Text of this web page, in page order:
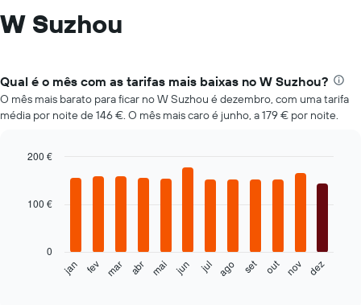
W Suzhou
Qual é o mês com as tarifas mais baixas no W Suzhou?
O mês mais barato para ficar no W Suzhou é dezembro, com uma tarifa
média por noite de 146 €. O mês mais caro é junho, a 179 € por noite.
with
jan fev mar abr mai jun jul ago set out nov dez
0
100 €
200 €